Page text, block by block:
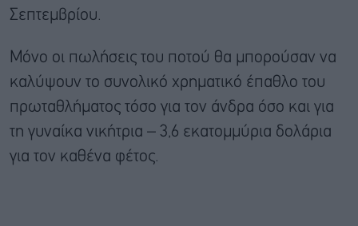
Σεπτεμβρίου.
Μόνο οι πωλήσεις του ποτού θα μπορούσαν να
καλύψουν το συνολικό χρηματικό έπαθλο του
πρωταθλήματος τόσο για τον άνδρα όσο και για
τη γυναίκα νικήτρια – 3,6 εκατομμύρια δολάρια
για τον καθένα φέτος.